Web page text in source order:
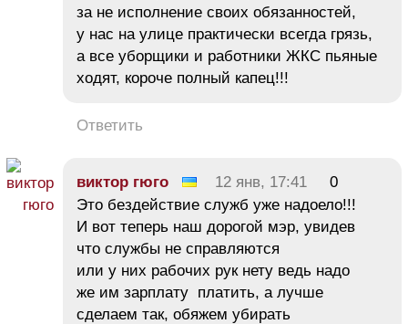
за не исполнение своих обязанностей,
у нас на улице практически всегда грязь,
а все уборщики и работники ЖКС пьяные
ходят, короче полный капец!!!
Ответить
виктор гюго 12 янв, 17:41
0
Это бездействие служб уже надоело!!!
И вот теперь наш дорогой мэр, увидев
что службы не справляются
или у них рабочих рук нету ведь надо
же им зарплату платить, а лучше
сделаем так, обяжем убирать